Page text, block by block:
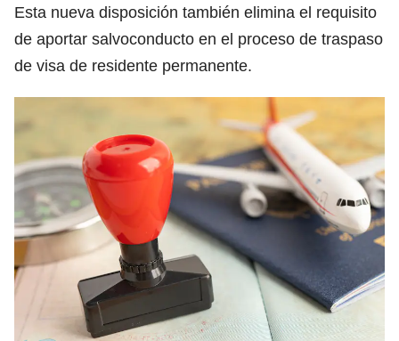
Esta nueva disposición también elimina el requisito
de aportar salvoconducto en el proceso de traspaso
de visa de residente permanente.